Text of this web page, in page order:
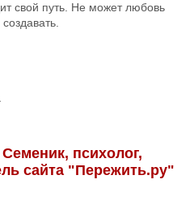
свой путь. Не может любовь
психолог,
сайта "Пережить.ру"